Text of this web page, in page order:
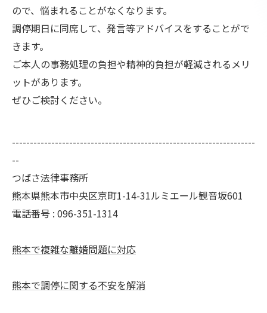
ので、悩まれることがなくなります。
調停期日に同席して、発言等アドバイスをすることがで
きます。
ご本人の事務処理の負担や精神的負担が軽減されるメリ
ットがあります。
ぜひご検討ください。
--------------------------------------------------------------------
--
つばさ法律事務所
熊本県熊本市中央区京町1-14-31ルミエール観音坂601
電話番号 : 096-351-1314
熊本で複雑な離婚問題に対応
熊本で調停に関する不安を解消